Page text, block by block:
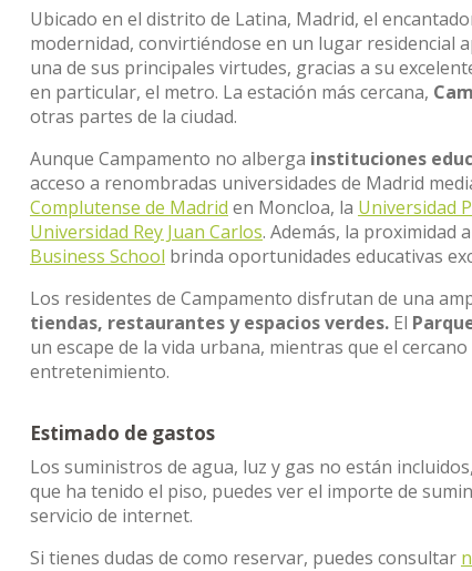
Ubicado en el distrito de Latina, Madrid, el
modernidad, convirtiéndose en un lugar residencial
una de sus principales virtudes, gracias a su
en particular, el metro. La estación más cercana,
otras partes de la ciudad.
Aunque Campamento no alberga instituciones
acceso a renombradas universidades de Madrid
Complutense de Madrid en Moncloa, la Universidad
Universidad Rey Juan Carlos. Además, la proximidad
Business School brinda oportunidades educativas
Los residentes de Campamento disfrutan de una
tiendas, restaurantes y espacios verdes. El
un escape de la vida urbana, mientras que el cercano
entretenimiento.
Estimado de gastos
Los suministros de agua, luz y gas no están
que ha tenido el piso, puedes ver el importe de
servicio de internet.
Si tienes dudas de como reservar, puedes consultar